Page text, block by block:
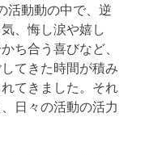
活動動の中で、逆
、悔し涙や嬉し
ち合う喜びなど、
てきた時間が積み
てきました。それ
日々の活動の活力